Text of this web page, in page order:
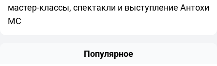
мастер-классы, спектакли и выступление Антохи
МС
Популярное